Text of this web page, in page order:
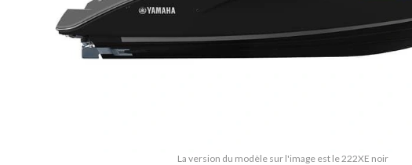
La version du modèle sur l'image est le 222XE noir